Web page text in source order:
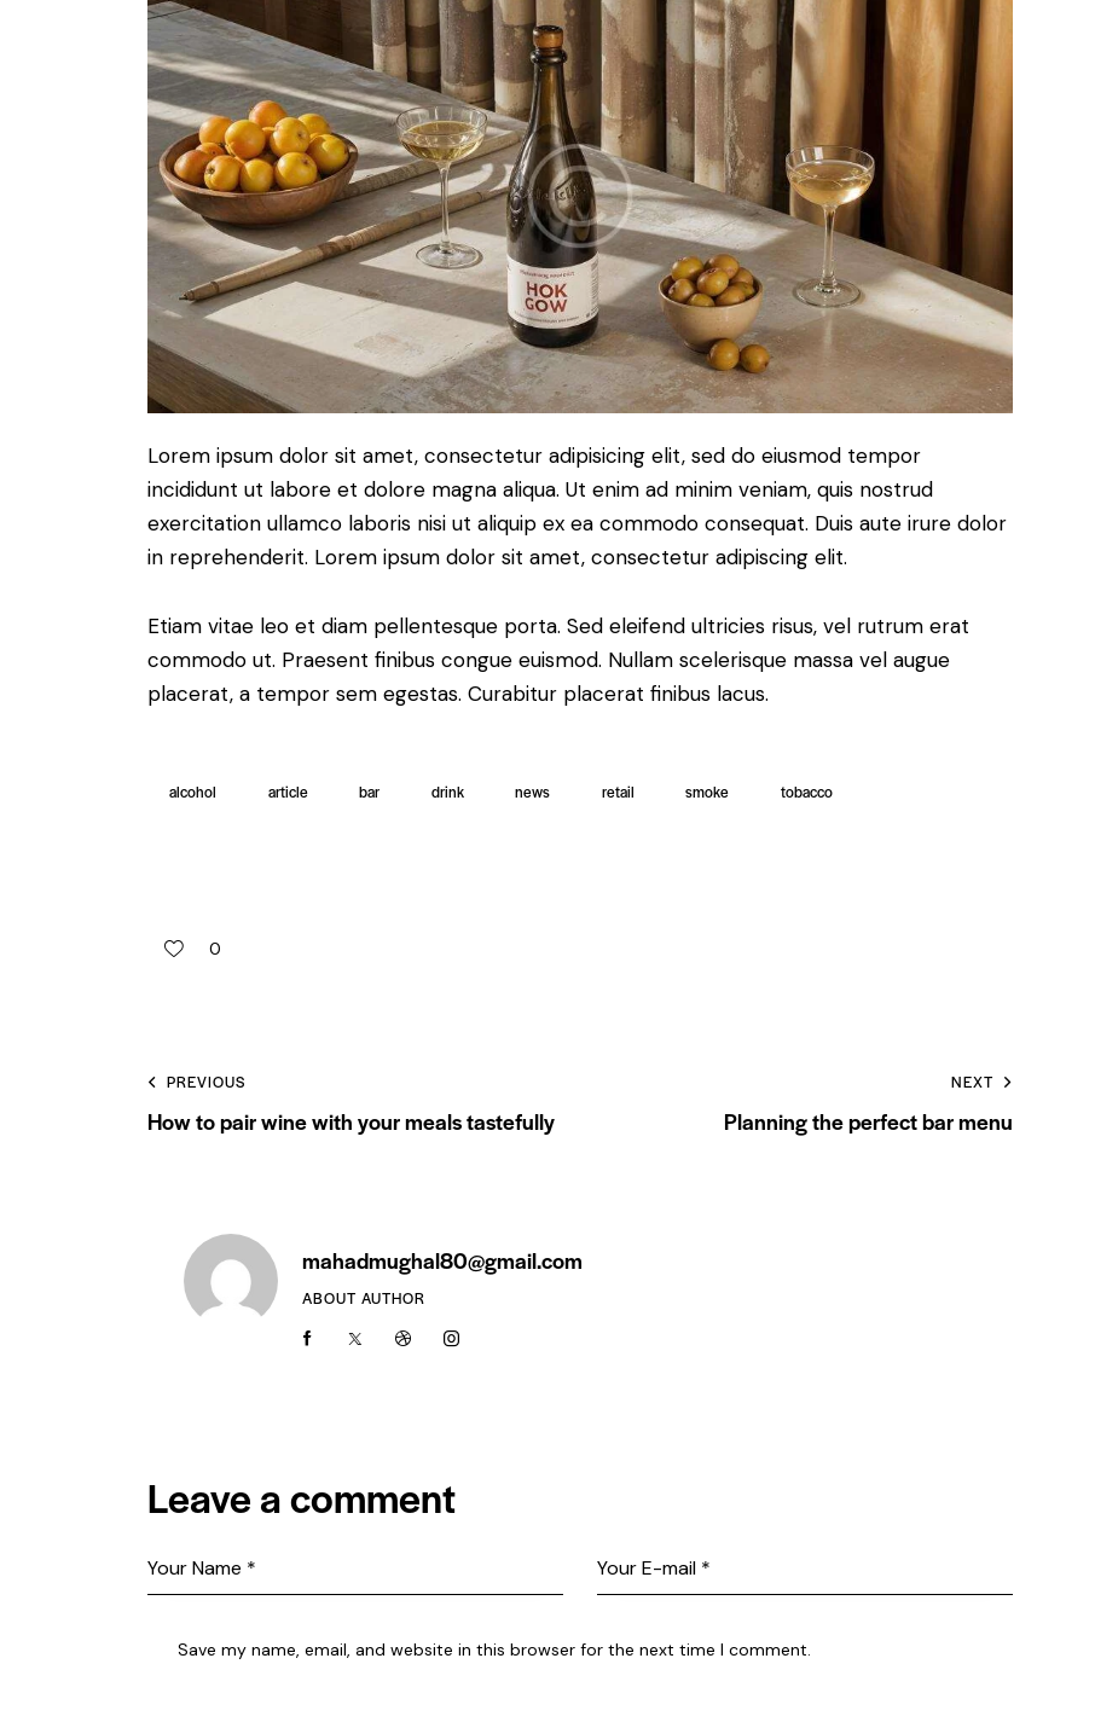
Lorem ipsum dolor sit amet, consectetur adipisicing elit, sed do eiusmod tempor
incididunt ut labore et dolore magna aliqua. Ut enim ad minim veniam, quis nostrud
exercitation ullamco laboris nisi ut aliquip ex ea commodo consequat. Duis aute irure dolor
in reprehenderit. Lorem ipsum dolor sit amet, consectetur adipiscing elit.
Etiam vitae leo et diam pellentesque porta. Sed eleifend ultricies risus, vel rutrum erat
commodo ut. Praesent finibus congue euismod. Nullam scelerisque massa vel augue
placerat, a tempor sem egestas. Curabitur placerat finibus lacus.
alcohol article bar drink news retail smoke tobacco
0
PREVIOUS
How to pair wine with your meals tastefully
NEXT
Planning the perfect bar menu
mahadmughal80@gmail.com
ABOUT AUTHOR
Leave a comment
Save my name, email, and website in this browser for the next time I comment.